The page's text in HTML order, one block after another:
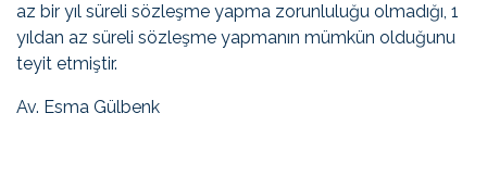
az bir yıl süreli sözleşme yapma zorunluluğu olmadığı, 1
yıldan az süreli sözleşme yapmanın mümkün olduğunu
teyit etmiştir.
Av. Esma Gülbenk